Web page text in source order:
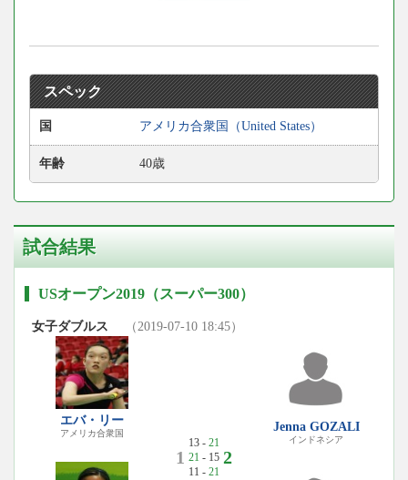
スペック
国 アメリカ合衆国（United States）
年齢 40歳
試合結果
USオープン2019（スーパー300）
女子ダブルス （2019-07-10 18:45）
エバ・リー
アメリカ合衆国
1
13 - 21
21 - 15
11 - 21
2
Jenna GOZALI
インドネシア